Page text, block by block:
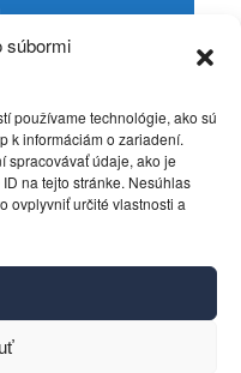
súbormi
používame technológie, ako sú
k informáciám o zariadení.
spracovávať údaje, ako je
na tejto stránke. Nesúhlas
ovplyvniť určité vlastnosti a